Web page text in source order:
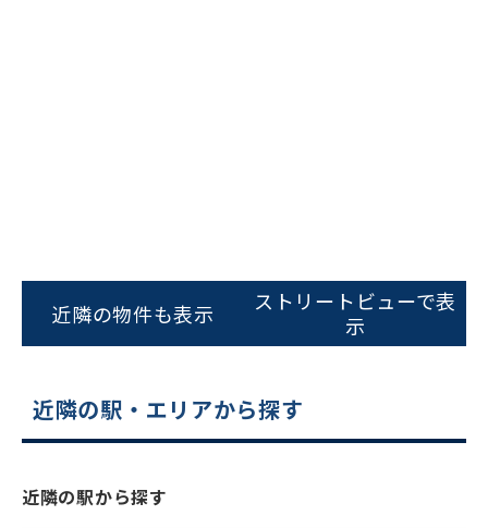
スムーズにご案内できます
0120-620-213
電話でお問い合わせ
近隣の物件も表示
ストリートビューで表
示
近隣の駅・エリアから探す
近隣の駅から探す